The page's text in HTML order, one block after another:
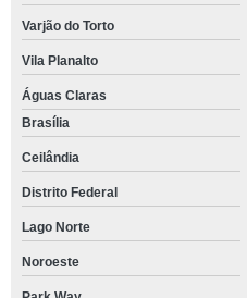
Varjão do Torto
Vila Planalto
Águas Claras
Brasília
Ceilândia
Distrito Federal
Lago Norte
Noroeste